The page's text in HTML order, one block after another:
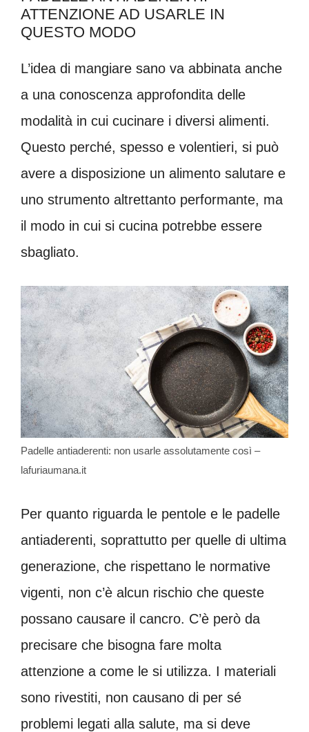
ATTENZIONE AD USARLE IN
QUESTO MODO
L’idea di mangiare sano va abbinata anche
a una conoscenza approfondita delle
modalità in cui cucinare i diversi alimenti.
Questo perché, spesso e volentieri, si può
avere a disposizione un alimento salutare e
uno strumento altrettanto performante, ma
il modo in cui si cucina potrebbe essere
sbagliato.
Padelle antiaderenti: non usarle assolutamente così –
lafuriaumana.it
Per quanto riguarda le pentole e le padelle
antiaderenti, soprattutto per quelle di ultima
generazione, che rispettano le normative
vigenti, non c’è alcun rischio che queste
possano causare il cancro. C’è però da
precisare che bisogna fare molta
attenzione a come le si utilizza. I materiali
sono rivestiti, non causano di per sé
problemi legati alla salute, ma si deve